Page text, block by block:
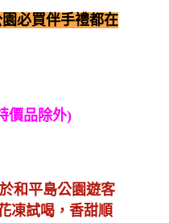
必買伴手禮都在
價品除外)
和平島公園遊客
凍試喝，香甜順